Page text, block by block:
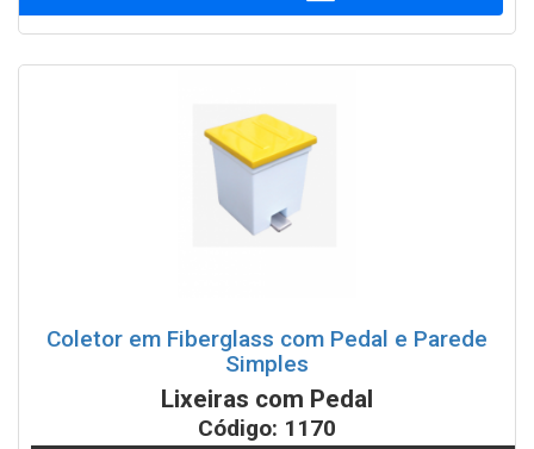
Coletor em Fiberglass com Pedal e Parede
Simples
Lixeiras com Pedal
Código: 1170